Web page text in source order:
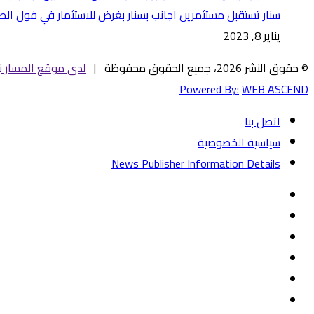
سنار تستقبل مستثمرين اجانب بسنار بغرض للاستثمار في فول
يناير 8, 2023
© حقوق النشر 2026، جميع الحقوق محفوظة |
لدى موقع المسار
Powered By:WEB ASCEND
اتصل بنا
سياسية الخصوصية
News Publisher Information Details